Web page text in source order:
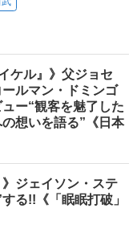
ケル』》父ジョセ
ルマン・ドミンゴ
ー“観客を魅了した
想いを語る”《日本
》ジェイソン・ステ
る!!《「眠眠打破」